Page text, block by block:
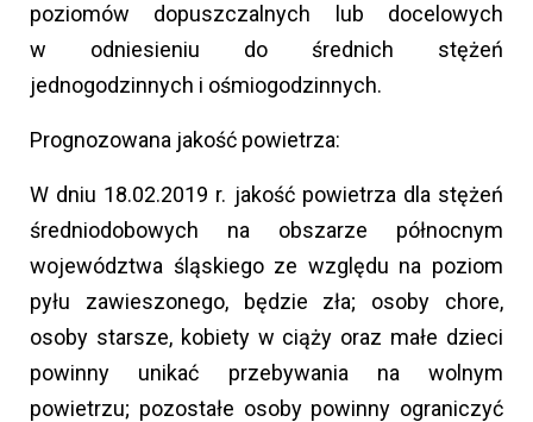
poziomów dopuszczalnych lub docelowych
w odniesieniu do średnich stężeń
jednogodzinnych i ośmiogodzinnych.
Prognozowana jakość powietrza:
W dniu 18.02.2019 r. jakość powietrza dla stężeń
średniodobowych na obszarze północnym
województwa śląskiego ze względu na poziom
pyłu zawieszonego, będzie zła; osoby chore,
osoby starsze, kobiety w ciąży oraz małe dzieci
powinny unikać przebywania na wolnym
powietrzu; pozostałe osoby powinny ograniczyć